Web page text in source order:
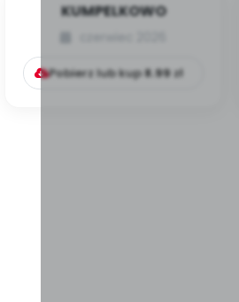
KUMPELKOWO
Pobierz lub kup8.99zł